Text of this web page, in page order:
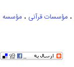
، مؤسسات قرآنی ، مؤسسه